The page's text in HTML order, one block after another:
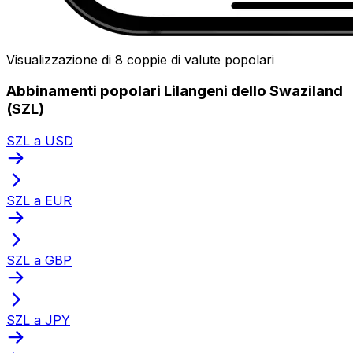
Visualizzazione di 8 coppie di valute popolari
Abbinamenti popolari Lilangeni dello Swaziland
(SZL)
SZL a USD
SZL a EUR
SZL a GBP
SZL a JPY